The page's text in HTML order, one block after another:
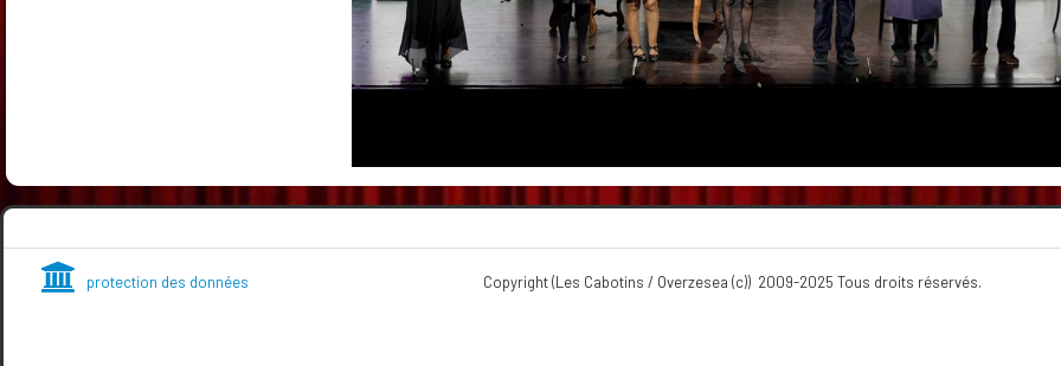
protection des données Copyright (Les Cabotins / Overzesea (c)) 2009-2025 Tous droits